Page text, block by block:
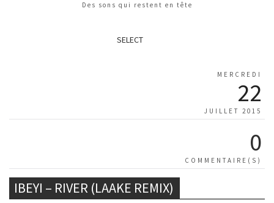
Des sons qui restent en tête
SELECT
MERCREDI
22
JUILLET 2015
0
COMMENTAIRE(S)
IBEYI – RIVER (LAAKE REMIX)